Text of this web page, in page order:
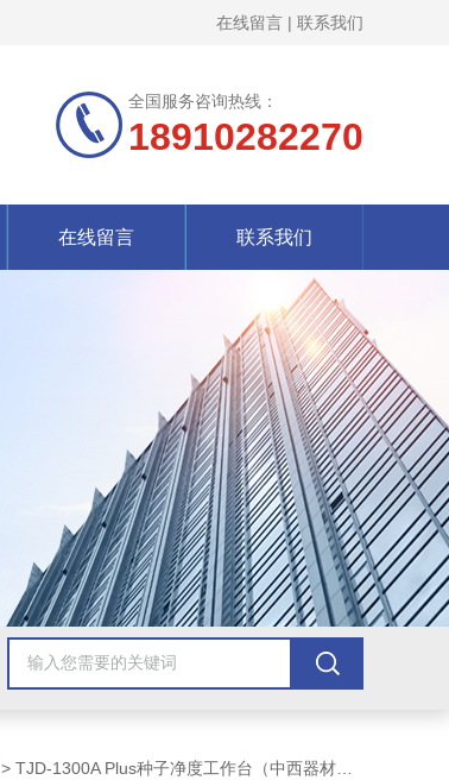
在线留言 | 联系我们
全国服务咨询热线：
18910282270
在线留言 联系我们
> TJD-1300A Plus种子净度工作台（中西器材）库号M408536